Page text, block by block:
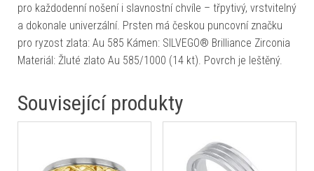
pro každodenní nošení i slavnostní chvíle – třpytivý, vrstvitelný
a dokonale univerzální. Prsten má českou puncovní značku
pro ryzost zlata: Au 585 Kámen: SILVEGO® Brilliance Zirconia
Materiál: Žluté zlato Au 585/1000 (14 kt). Povrch je leštěný.
Související produkty